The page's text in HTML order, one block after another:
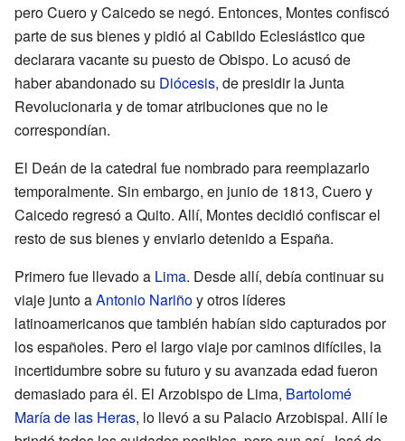
pero Cuero y Caicedo se negó. Entonces, Montes confiscó
parte de sus bienes y pidió al Cabildo Eclesiástico que
declarara vacante su puesto de Obispo. Lo acusó de
haber abandonado su Diócesis, de presidir la Junta
Revolucionaria y de tomar atribuciones que no le
correspondían.
El Deán de la catedral fue nombrado para reemplazarlo
temporalmente. Sin embargo, en junio de 1813, Cuero y
Caicedo regresó a Quito. Allí, Montes decidió confiscar el
resto de sus bienes y enviarlo detenido a España.
Primero fue llevado a Lima. Desde allí, debía continuar su
viaje junto aAntonio Nariñoy otros líderes
latinoamericanos que también habían sido capturados por
los españoles. Pero el largo viaje por caminos difíciles, la
incertidumbre sobre su futuro y su avanzada edad fueron
demasiado para él. El Arzobispo de Lima, Bartolomé
María de las Heras, lo llevó a su Palacio Arzobispal. Allí le